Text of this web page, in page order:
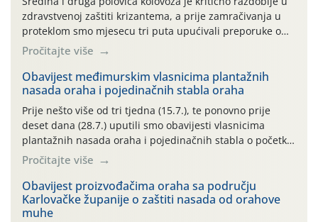
zdravstvenoj zaštiti krizantema, a prije zamračivanja u
proteklom smo mjesecu tri puta upućivali preporuke o
preventivnim mjerama zaštite krizantema od najčešćih
uzročnika bolesti, štetnika i fito-fagnih grinja (23.7., 14.7.,
06.7.)! Na početku ovog mjeseca je zabilježeno je
povijesno i ekstremno vruće meteorološko razdoblje, uz
najviše temperature […]
Pročitajte više
Obavijest međimurskim vlasnicima plantažnih
nasada oraha i pojedinačnih stabla oraha
Prije nešto više od tri tjedna (15.7.), te ponovno prije
deset dana (28.7.) uputili smo obavijesti vlasnicima
plantažnih nasada oraha i pojedinačnih stabla o početku
leta i ovogodišnjoj potrebi usmjerenog suzbijanja
orahove muhe (Rhagoletis completa)! Već dvanaest dana
traje drugi ovogodišnji “toplinski udar”, koji naročito
izražen zadnja šest dana (31.7.-05.8.), jer najviše
temperature zraka svakodnevno […]
Pročitajte više
Obavijest proizvođačima oraha sa području
Karlovačke županije o zaštiti nasada od orahove
muhe